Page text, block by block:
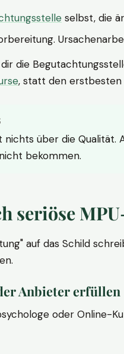
selbst, die
die
, statt den erstbesten
nichts über die
bekommen.
seriöse
auf das Schild
Anbieter erfüllen
oder